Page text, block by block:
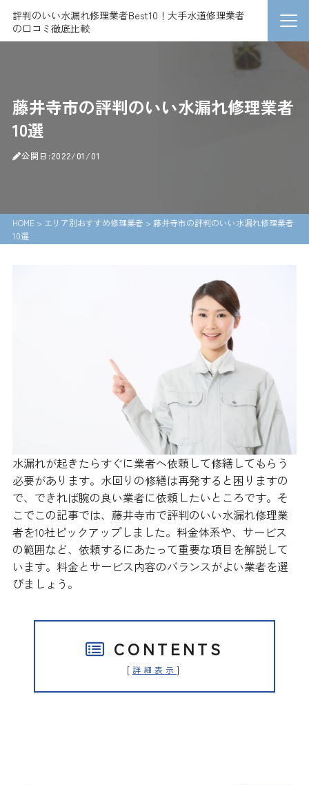
評判のいい水漏れ修理業者Best10！大手水道修理業者
の口コミ徹底比較
藤井寺市の評判のいい水漏れ修理業者
10選
公開日:2022/01/01
HOME> エリア別おすすめ修理業者 > 藤井寺市の評判のいい水漏れ修理業者
10選
水漏れが起きたらすぐに業者へ依頼して修繕してもらう
必要があります。水回りの修繕は再発すると困りますの
で、できれば腕の良い業者に依頼したいところです。そ
こでこの記事では、藤井寺市で評判のいい水漏れ修理業
者を10社ピックアップしました。料金体系や、サービス
の範囲など、依頼するにあたって重要な項目を解説して
います。料金とサービス内容のバランスがよい業者を選
びましょう。
CONTENTS
[ 詳細表示 ]